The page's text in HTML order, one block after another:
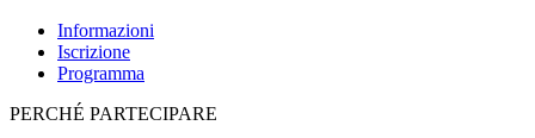
Informazioni
Iscrizione
Programma
PERCHÉ PARTECIPARE